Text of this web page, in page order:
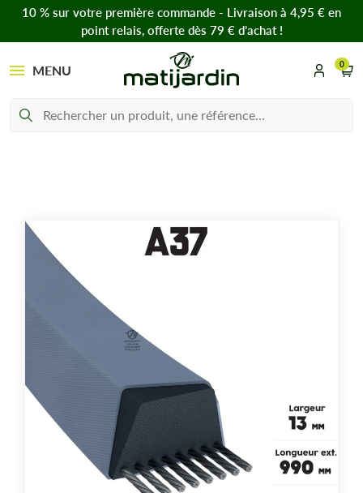
10 % sur votre première commande - Livraison à 4,95 € en
point relais, offerte dès 79 € d’achat !
MENU 0